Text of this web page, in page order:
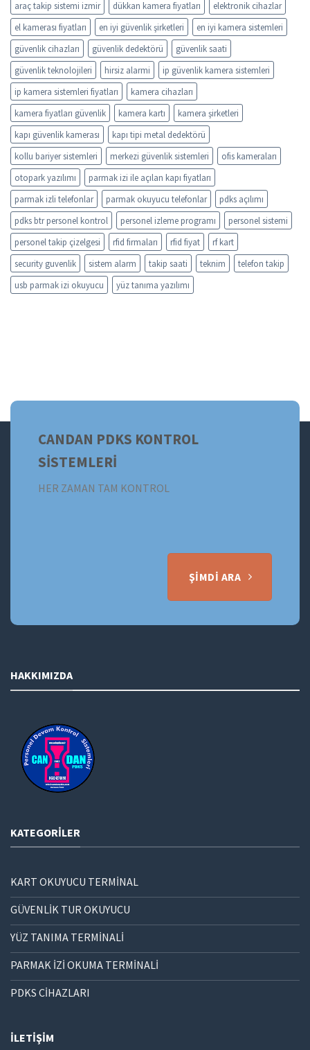
araç takip sistemi izmir
dükkan kamera fiyatları
elektronik cihazlar
el kamerası fiyatları
en iyi güvenlik şirketleri
en iyi kamera sistemleri
güvenlik cihazları
güvenlik dedektörü
güvenlik saati
güvenlik teknolojileri
hirsiz alarmi
ip güvenlik kamera sistemleri
ip kamera sistemleri fiyatları
kamera cihazları
kamera fiyatları güvenlik
kamera kartı
kamera şirketleri
kapı güvenlik kamerası
kapı tipi metal dedektörü
kollu bariyer sistemleri
merkezi güvenlik sistemleri
ofis kameraları
otopark yazılımı
parmak izi ile açılan kapı fiyatları
parmak izli telefonlar
parmak okuyucu telefonlar
pdks açılımı
pdks btr personel kontrol
personel izleme programı
personel sistemi
personel takip çizelgesi
rfid firmaları rfid fiyat
rf kart
security guvenlik
sistem alarm takip saati teknim
telefon takip
usb parmak izi okuyucu
yüz tanıma yazılımı
CANDAN PDKS KONTROL
SİSTEMLERİ
HER ZAMAN TAM KONTROL
ŞIMDI ARA
HAKKIMIZDA
KATEGORILER
KART OKUYUCU TERMİNAL
GÜVENLİK TUR OKUYUCU
YÜZ TANIMA TERMİNALİ
PARMAK İZİ OKUMA TERMİNALİ
PDKS CİHAZLARI
İLETIŞIM